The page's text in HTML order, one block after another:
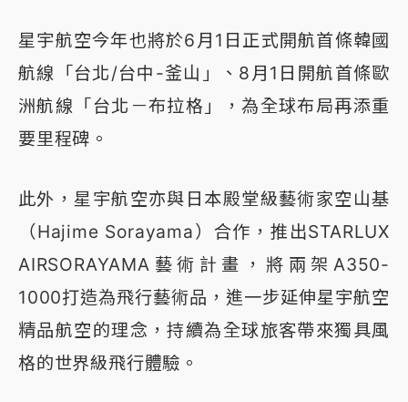
星宇航空今年也將於6月1日正式開航首條韓國
航線「台北/台中-釜山」、8月1日開航首條歐
洲航線「台北－布拉格」，為全球布局再添重
要里程碑。
此外，星宇航空亦與日本殿堂級藝術家空山基
（Hajime Sorayama）合作，推出STARLUX
AIRSORAYAMA藝術計畫，將兩架A350-
1000打造為飛行藝術品，進一步延伸星宇航空
精品航空的理念，持續為全球旅客帶來獨具風
格的世界級飛行體驗。